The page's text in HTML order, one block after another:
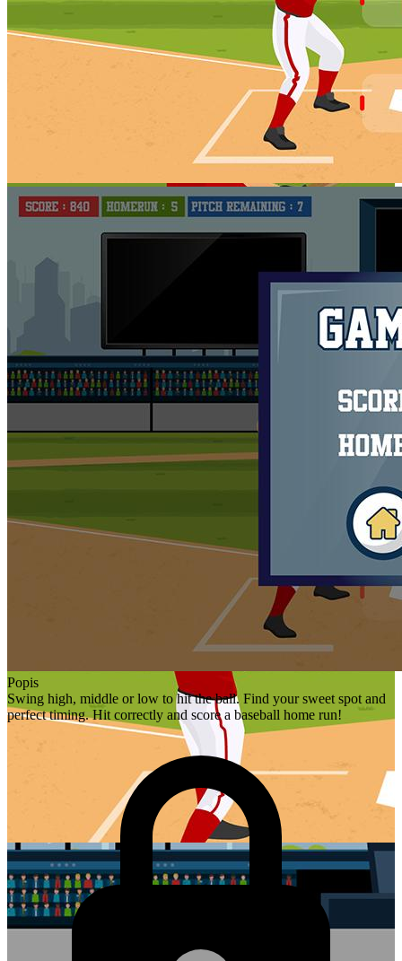
Popis
Swing high, middle or low to hit the ball. Find your sweet spot and
perfect timing. Hit correctly and score a baseball home run!